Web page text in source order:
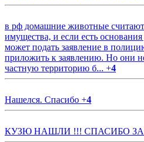
в рф домашние животные
имущества, и если есть
может подать заявление в
приложить к заявлению. Но они
частную территорию б... +4
Нашелся. Спасибо +4
КУЗЮ НАШЛИ !!! СПАСИБО